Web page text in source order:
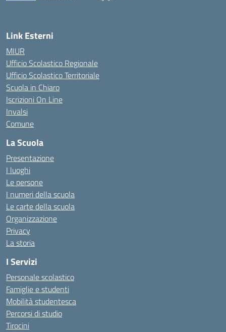
Link Esterni
MIUR
Ufficio Scolastico Regionale
Ufficio Scolastico Territoriale
Scuola in Chiaro
Iscrizioni On Line
Invalsi
Comune
La Scuola
Presentazione
I luoghi
Le persone
I numeri della scuola
Le carte della scuola
Organizzazione
Privacy
La storia
I Servizi
Personale scolastico
Famiglie e studenti
Mobilità studentesca
Percorsi di studio
Tirocini